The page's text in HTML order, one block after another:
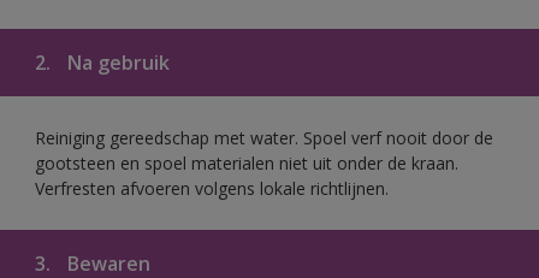
2. Na gebruik
Reiniging gereedschap met water. Spoel verf nooit door de
gootsteen en spoel materialen niet uit onder de kraan.
Verfresten afvoeren volgens lokale richtlijnen.
3. Bewaren